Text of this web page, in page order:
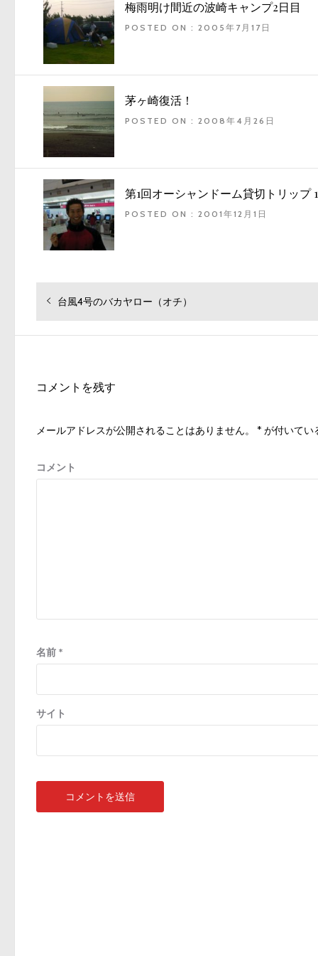
梅雨明け間近の波崎キャンプ2日目
POSTED ON : 2005年7月17日
茅ヶ崎復活！
POSTED ON : 2008年4月26日
第1回オーシャンドーム貸切トリップ
POSTED ON : 2001年12月1日
投
ゲ
シ
ン
過
の
台風4号のバカヤロー（オチ）
コメントを残す
メールアドレスが公開されることはありません。 * が付いてい
コメント
名前 *
サイト